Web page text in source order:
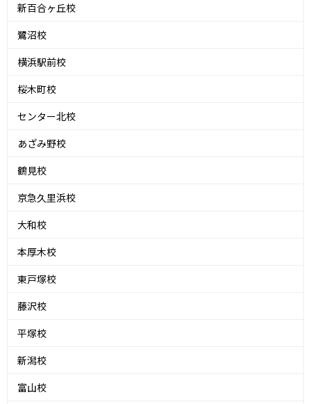
新百合ヶ丘校
鷺沼校
横浜駅前校
桜木町校
センター北校
あざみ野校
鶴見校
京急久里浜校
大和校
本厚木校
東戸塚校
藤沢校
平塚校
新潟校
富山校